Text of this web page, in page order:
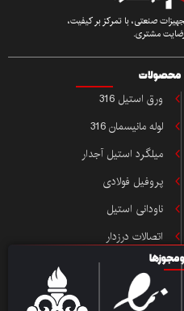
با تمرکز بر کیفیت،
ورق استیل 316
لوله مانیسمان 316
میلگرد استیل آجدار
پروفیل فولادی
ناودانی استیل
اتصالات درزدار